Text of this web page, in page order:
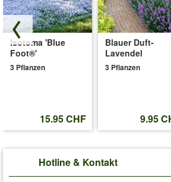
Pflanzabstand zu anderen Rosen &
sollte 40 bis 60 cm betragen. (Rosa
Pissarro® & Guy Savoy®)
Art.-Nr.: 6582
Liefergrösse:
wurzelnackt, 3 triebige A-
Isotoma 'Blue
Foot®'
3 Pflanzen
15.95 CHF
Blauer Duft-
Lavendel
3 Pflanzen
9.95
Hotline & Kontakt